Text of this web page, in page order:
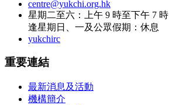
centre@yukchi.org.hk
星期二至六：上午 9 時至下午 7 時
逢星期日、一及公眾假期：休息
yukchirc
重要連結
最新消息及活動
機構簡介